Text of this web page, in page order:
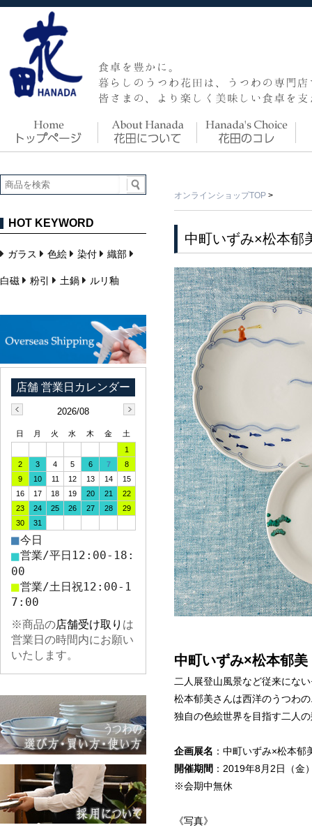
オンラインショップTOP >
中町いずみ×松本郁
中町いずみ×松本郁美
二人展登山風景など従来にな
松本郁美さんは西洋のうつわ
独自の色絵世界を目指す二人
企画展名 ：中町いずみ×松本郁
開催期間 ：2019年8月2日（金
※会期中無休
《写真》
HOT KEYWORD
ガラス 色絵 染付 織部
白磁 粉引 土鍋 ルリ釉
2026/08
日 月 火 水 木 金
土
1
2
3 4 5 6 7
8
9
10 11 12 13 14
15
16
17 18 19 20 21
22
23
24 25 26 27 28
29
30
31
■今日
■営業/平日12:00-18:
00
■営業/土日祝12:00-1
7:00
※商品の店舗受け取り は
営業日の時間内にお願い
いたします。